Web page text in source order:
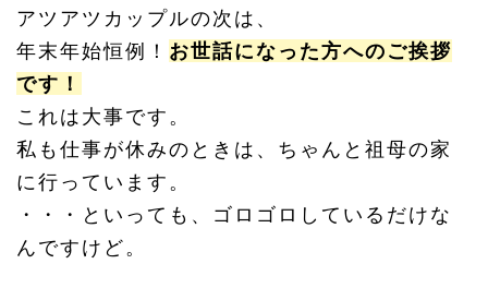
アツアツカップルの次は、
年末年始恒例！ お世話になった方へのご挨拶
です！
これは大事です。
私も仕事が休みのときは、ちゃんと祖母の家
に行っています。
・・・といっても、ゴロゴロしているだけな
んですけど。